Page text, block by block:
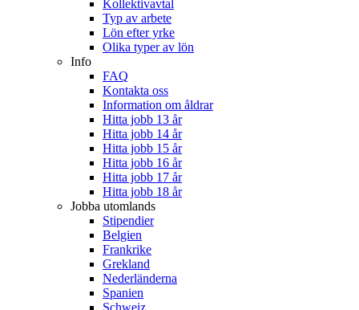
Kollektivavtal
Typ av arbete
Lön efter yrke
Olika typer av lön
Info
FAQ
Kontakta oss
Information om åldrar
Hitta jobb 13 år
Hitta jobb 14 år
Hitta jobb 15 år
Hitta jobb 16 år
Hitta jobb 17 år
Hitta jobb 18 år
Jobba utomlands
Stipendier
Belgien
Frankrike
Grekland
Nederländerna
Spanien
Schweiz